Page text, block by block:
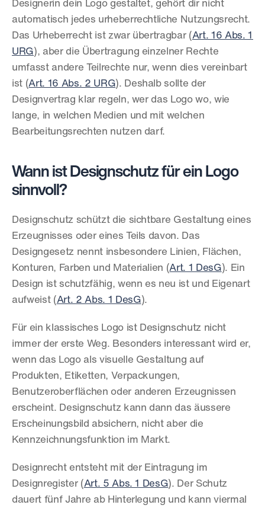
Designerin dein Logo gestaltet, gehört dir nicht
automatisch jedes urheberrechtliche Nutzungsrecht.
Das Urheberrecht ist zwar übertragbar (Art. 16 Abs. 1
URG), aber die Übertragung einzelner Rechte
umfasst andere Teilrechte nur, wenn dies vereinbart
ist (Art. 16 Abs. 2 URG). Deshalb sollte der
Designvertrag klar regeln, wer das Logo wo, wie
lange, in welchen Medien und mit welchen
Bearbeitungsrechten nutzen darf.
Wann ist Designschutz für ein Logo
sinnvoll?
Designschutz schützt die sichtbare Gestaltung eines
Erzeugnisses oder eines Teils davon. Das
Designgesetz nennt insbesondere Linien, Flächen,
Konturen, Farben und Materialien (Art. 1 DesG). Ein
Design ist schutzfähig, wenn es neu ist und Eigenart
aufweist (Art. 2 Abs. 1 DesG).
Für ein klassisches Logo ist Designschutz nicht
immer der erste Weg. Besonders interessant wird er,
wenn das Logo als visuelle Gestaltung auf
Produkten, Etiketten, Verpackungen,
Benutzeroberflächen oder anderen Erzeugnissen
erscheint. Designschutz kann dann das äussere
Erscheinungsbild absichern, nicht aber die
Kennzeichnungsfunktion im Markt.
Designrecht entsteht mit der Eintragung im
Designregister (Art. 5 Abs. 1 DesG). Der Schutz
dauert fünf Jahre ab Hinterlegung und kann viermal